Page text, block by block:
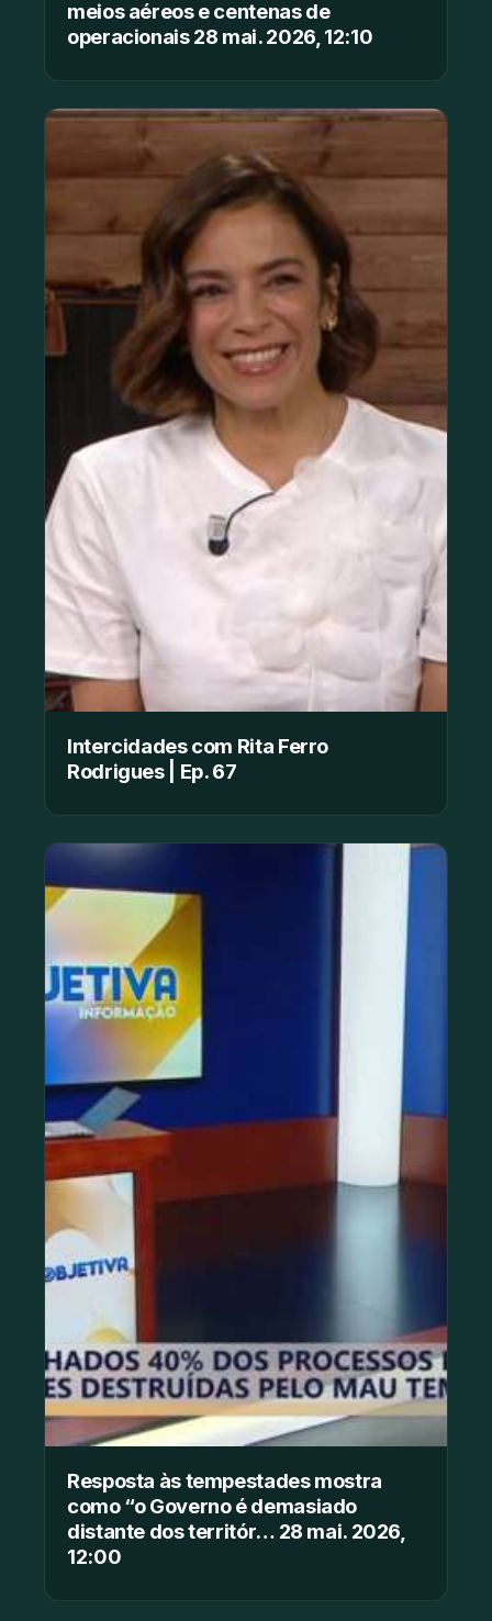
meios aéreos e centenas de
operacionais 28 mai. 2026, 12:10
Intercidades com Rita Ferro
Rodrigues | Ep. 67
Resposta às tempestades mostra
como “o Governo é demasiado
distante dos territór… 28 mai. 2026,
12:00